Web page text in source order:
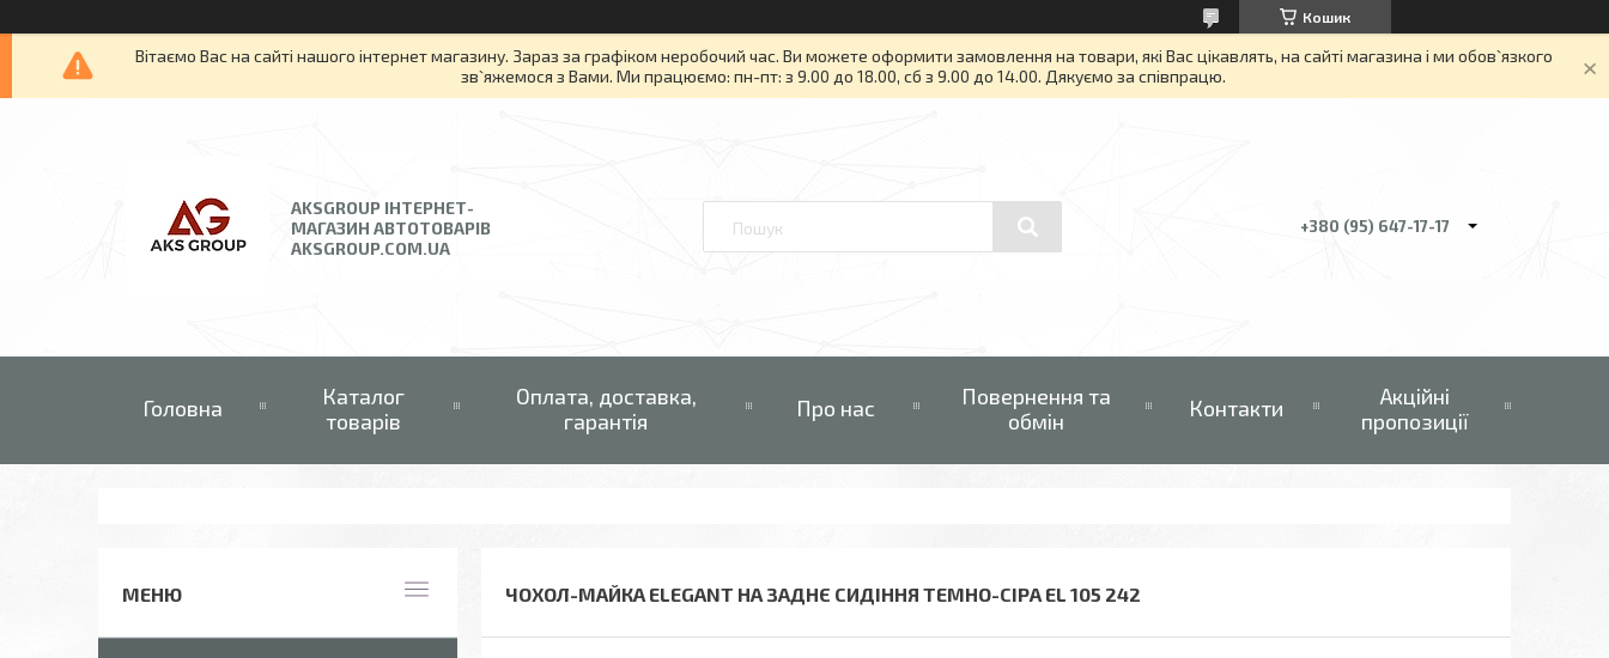
Кошик
Вітаємо Вас на сайті нашого інтернет магазину. Зараз за графіком неробочий час. Ви можете оформити замовлення на товари, які Вас цікавлять, на сайті магазина і ми обов`язкого
зв`яжемося з Вами. Ми працюємо: пн-пт: з 9.00 до 18.00, сб з 9.00 до 14.00. Дякуємо за співпрацю.
AKSGROUP ІНТЕРНЕТ-
МАГАЗИН АВТОТОВАРІВ
AKSGROUP.COM.UA
+380 (95) 647-17-17
Головна
Каталог
товарів
Оплата, доставка,
гарантія
Про нас
Повернення та
обмін
Контакти
Акційні
пропозиції
ЧОХОЛ-МАЙКА ELEGANT НА ЗАДНЄ СИДІННЯ ТЕМНО-СІРА EL 105 242